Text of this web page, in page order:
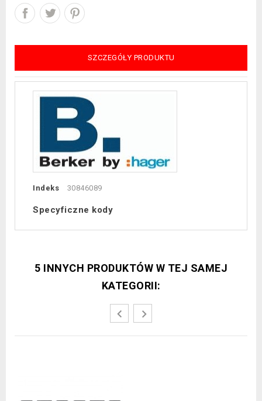
SZCZEGÓŁY PRODUKTU
Indeks 30846089
Specyficzne kody
5 INNYCH PRODUKTÓW W TEJ SAMEJ
KATEGORII: